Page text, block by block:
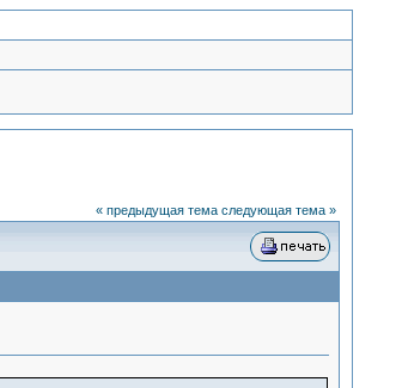
« предыдущая тема следующая тема »